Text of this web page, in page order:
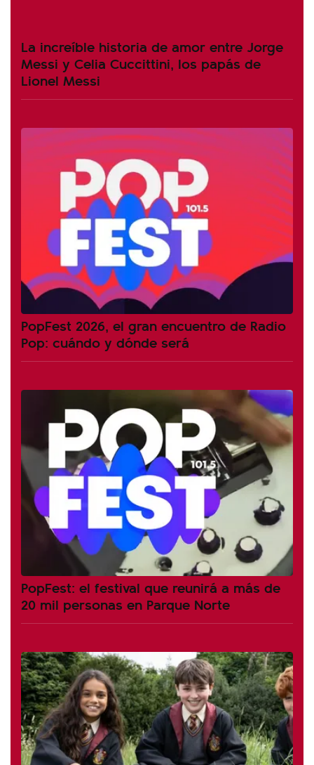
La increíble historia de amor entre Jorge
Messi y Celia Cuccittini, los papás de
Lionel Messi
PopFest 2026, el gran encuentro de Radio
Pop: cuándo y dónde será
PopFest: el festival que reunirá a más de
20 mil personas en Parque Norte